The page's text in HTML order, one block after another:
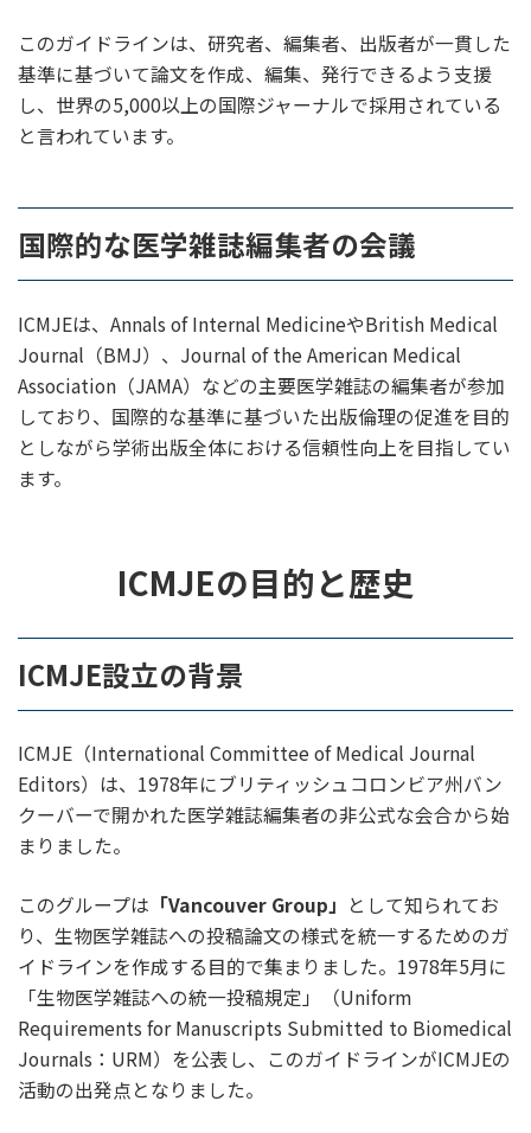
このガイドラインは、研究者、編集者、出版者が一貫した
基準に基づいて論文を作成、編集、発行できるよう支援
し、世界の5,000以上の国際ジャーナルで採用されている
と言われています。
国際的な医学雑誌編集者の会議
ICMJEは、Annals of Internal MedicineやBritish Medical
Journal（BMJ）、Journal of the American Medical
Association（JAMA）などの主要医学雑誌の編集者が参加
しており、国際的な基準に基づいた出版倫理の促進を目的
としながら学術出版全体における信頼性向上を目指してい
ます。
ICMJEの目的と歴史
ICMJE設立の背景
ICMJE（International Committee of Medical Journal
Editors）は、1978年にブリティッシュコロンビア州バン
クーバーで開かれた医学雑誌編集者の非公式な会合から始
まりました。
このグループは 「Vancouver Group」 として知られてお
り、生物医学雑誌への投稿論文の様式を統一するためのガ
イドラインを作成する目的で集まりました。1978年5月に
「生物医学雑誌への統一投稿規定」（Uniform
Requirements for Manuscripts Submitted to Biomedical
Journals：URM）を公表し、このガイドラインがICMJEの
活動の出発点となりました。